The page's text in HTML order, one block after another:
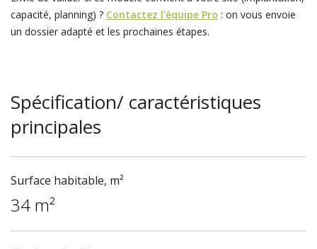
capacité, planning) ? Contactez l’équipe Pro : on vous envoie
un dossier adapté et les prochaines étapes.
Spécification/ caractéristiques
principales
Surface habitable, m²
34 m²